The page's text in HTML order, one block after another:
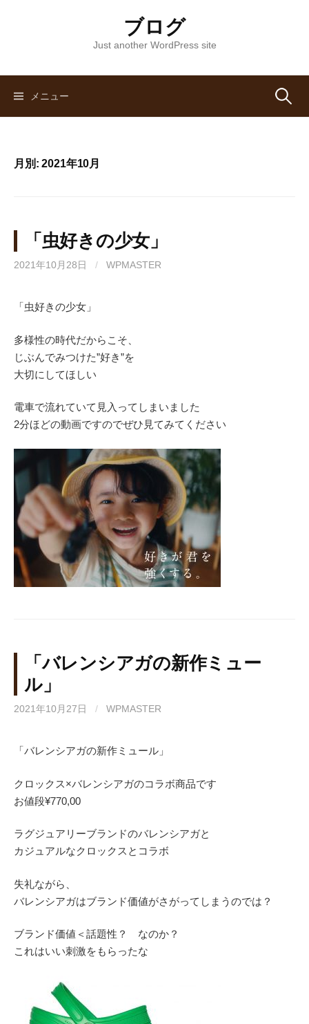
ツ
ブログ
Just another WordPress site
メニュー 検
月別: 2021年10月
「虫好きの少女」
2021年10月28日 / WPMASTER
「虫好きの少女」
多様性の時代だからこそ、
じぶんでみつけた”好き”を
大切にしてほしい
電車で流れていて見入ってしまいました
2分ほどの動画ですのでぜひ見てみてください
「バレンシアガの新作ミュー
ル」
2021年10月27日 / WPMASTER
「バレンシアガの新作ミュール」
クロックス×バレンシアガのコラボ商品です
お値段¥770,00
ラグジュアリーブランドのバレンシアガと
カジュアルなクロックスとコラボ
失礼ながら、
バレンシアガはブランド価値がさがってしまうのでは？
ブランド価値＜話題性？ なのか？
これはいい刺激をもらったな